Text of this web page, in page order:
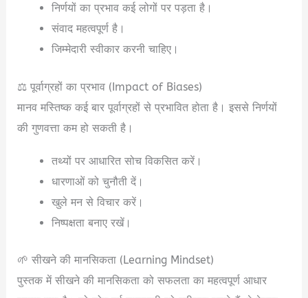
निर्णयों का प्रभाव कई लोगों पर पड़ता है।
संवाद महत्वपूर्ण है।
जिम्मेदारी स्वीकार करनी चाहिए।
⚖️ पूर्वाग्रहों का प्रभाव (Impact of Biases)
मानव मस्तिष्क कई बार पूर्वाग्रहों से प्रभावित होता है। इससे निर्णयों
की गुणवत्ता कम हो सकती है।
तथ्यों पर आधारित सोच विकसित करें।
धारणाओं को चुनौती दें।
खुले मन से विचार करें।
निष्पक्षता बनाए रखें।
🌱 सीखने की मानसिकता (Learning Mindset)
पुस्तक में सीखने की मानसिकता को सफलता का महत्वपूर्ण आधार